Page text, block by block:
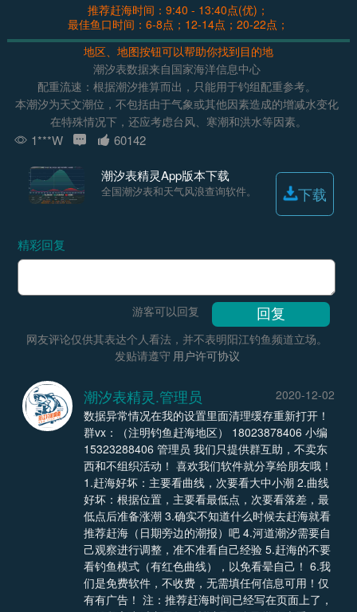
推荐赶海时间：9:40 - 13:40点(优)；
最佳鱼口时间：6-8点；12-14点；20-22点；
地区、地图按钮可以帮助你找到目的地
潮汐表数据来自国家海洋信息中心
配重流速：根据潮汐推算而出，只能用于钓组配重参考。
本潮汐为天文潮位，不包括由于气象或其他因素造成的增减水变化
在特殊情况下，还应考虑台风、寒潮和洪水等因素。
1***W 60142
潮汐表精灵App版本下载
全国潮汐表和天气风浪查询软件。 下载
精彩回复
游客可以回复
网友评论仅供其表达个人看法，并不表明阳江钓鱼频道立场。
发贴请遵守 用户许可协议
潮汐表精灵.管理员
2020-12-02
数据异常情况在我的设置里面清理缓存重新打开！
群vx：（注明钓鱼赶海地区） 18023878406 小编
15323288406 管理员 我们只提供群互助，不卖东
西和不组织活动！ 喜欢我们软件就分享给朋友哦！
1.赶海好坏：主要看曲线，次要看大中小潮 2.曲线
好坏：根据位置，主要看最低点，次要看落差，最
低点后准备涨潮 3.确实不知道什么时候去赶海就看
推荐赶海（日期旁边的潮报）吧 4.河道潮汐需要自
己观察进行调整，准不准看自己经验 5.赶海的不要
看钓鱼模式（有红色曲线），以免看晕自己！ 6.我
们是免费软件，不收费，无需填任何信息可用！仅
有有广告！ 注：推荐赶海时间已经写在页面上了，